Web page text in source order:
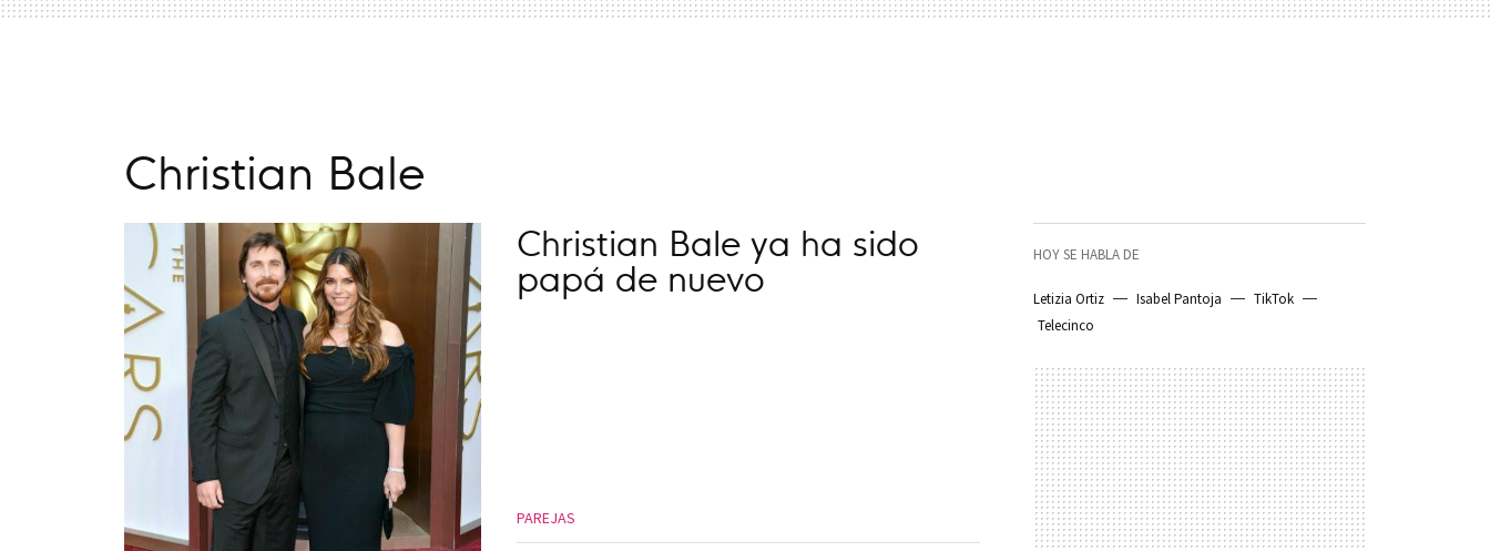
Christian Bale
HOY SE HABLA DE
Letizia Ortiz Isabel Pantoja
TikTok
Telecinco
Christian Bale ya ha sido
papá de nuevo
PAREJAS